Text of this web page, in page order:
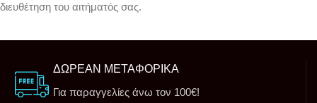
διευθέτηση του αιτήματός σας.
ΔΩΡΕΑΝ ΜΕΤΑΦΟΡΙΚΑ
Για παραγγελίες άνω τον 100€!